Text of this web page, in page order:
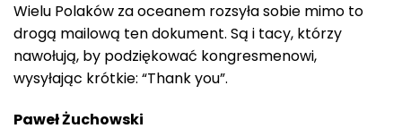
Wielu Polaków za oceanem rozsyła sobie mimo to
drogą mailową ten dokument. Są i tacy, którzy
nawołują, by podziękować kongresmenowi,
wysyłając krótkie: “Thank you”.
Paweł Żuchowski